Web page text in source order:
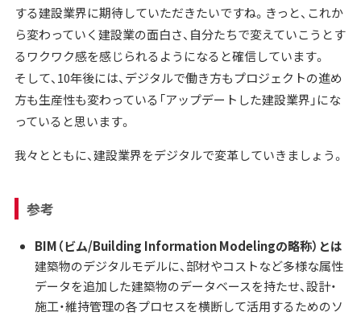
する建設業界に期待していただきたいですね。きっと、これか
ら変わっていく建設業の面白さ、自分たちで変えていこうとす
るワクワク感を感じられるようになると確信しています。
そして、10年後には、デジタルで働き方もプロジェクトの進め
方も生産性も変わっている「アップデートした建設業界」にな
っていると思います。
我々とともに、建設業界をデジタルで変革していきましょう。
参考
BIM（ビム/Building Information Modelingの略称）とは
建築物のデジタルモデルに、部材やコストなど多様な属性
データを追加した建築物のデータベースを持たせ、設計・
施工・維持管理の各プロセスを横断して活用するためのソ